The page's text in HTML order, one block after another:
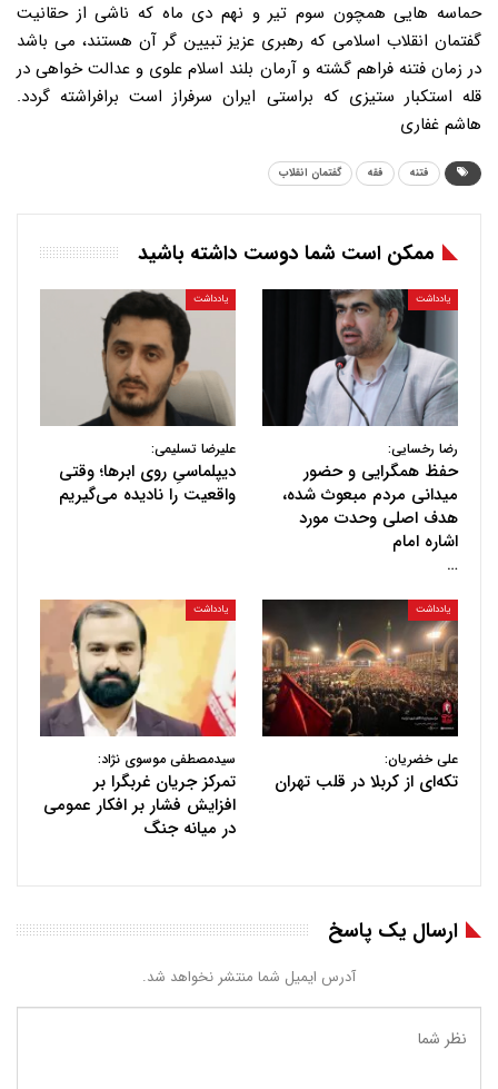
حماسه هایی همچون سوم تیر و نهم دی ماه که ناشی از حقانیت
گفتمان انقلاب اسلامی که رهبری عزیز تبیین گر آن هستند، می باشد
در زمان فتنه فراهم گشته و آرمان بلند اسلام علوی و عدالت خواهی در
قله استکبار ستیزی که براستی ایران سرفراز است برافراشته گردد.
هاشم غفاری
فتنه فقه گفتمان انقلاب
ممکن است شما دوست داشته باشید
یادداشت
رضا رخسایی:
حفظ همگرایی و حضور
میدانی مردم مبعوث شده،
هدف اصلی وحدت مورد
اشاره امام
…
یادداشت
علیرضا تسلیمی:
دیپلماسیِ روی ابرها؛ وقتی
واقعیت را نادیده می‌گیریم
یادداشت
علی خضریان:
تکه‌ای از کربلا در قلب تهران
یادداشت
سیدمصطفی موسوی نژاد:
تمرکز جریان غربگرا بر
افزایش فشار بر افکار عمومی
در میانه جنگ
ارسال یک پاسخ
آدرس ایمیل شما منتشر نخواهد شد.